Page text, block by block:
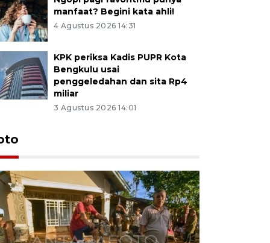
manfaat? Begini kata ahli!
4 Agustus 2026 14:31
KPK periksa Kadis PUPR Kota
Bengkulu usai
penggeledahan dan sita Rp4
miliar
3 Agustus 2026 14:01